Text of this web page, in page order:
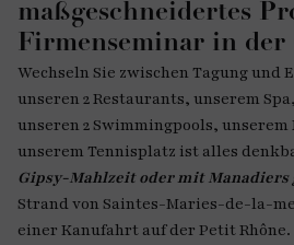
maßgeschneidertes
Firmenseminar in der
Wechseln Sie zwischen Tagung und
unseren 2 Restaurants, unserem
unseren 2 Swimmingpools,
unserem Tennisplatz ist alles
Gipsy-Mahlzeit oder mit Manadiers
Strand von Saintes-Maries-de-la-
einer Kanufahrt auf der Petit